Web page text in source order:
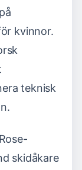
kvinnor.
teknisk
skidåkare